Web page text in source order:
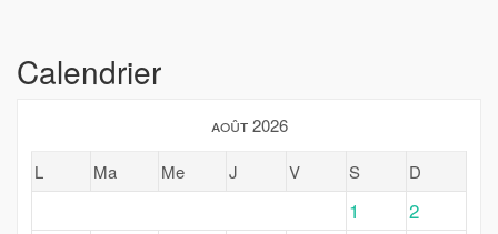
Calendrier
août 2026
L
Ma Me J V S D
1
2